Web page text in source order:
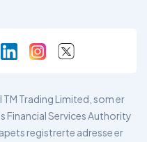
Trading Limited, som er
Financial Services Authority
registrerte adresse er